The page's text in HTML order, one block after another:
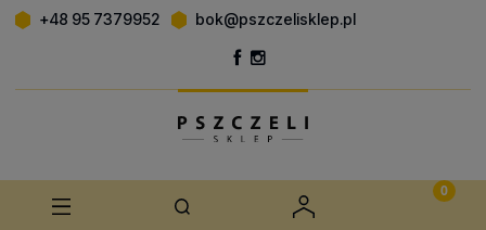
+48 95 7379952 bok@pszczelisklep.pl